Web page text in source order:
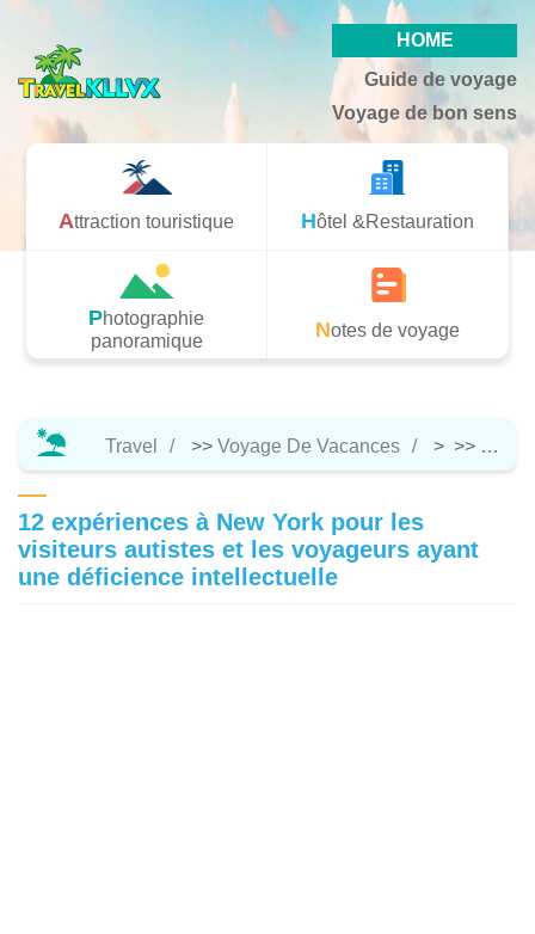
HOME
Guide de voyage
Voyage de bon sens
Attraction touristique Hôtel &Restauration
Photographie
panoramique
Notes de voyage
Travel >> Voyage De Vacances > >>
12 expériences à New York pour les
visiteurs autistes et les voyageurs ayant
une déficience intellectuelle